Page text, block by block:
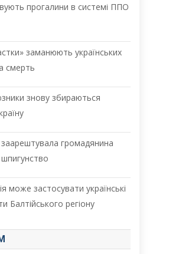
прогалини в системі ППО
заманюють українських
смерть
знову збираються
громадянина
може застосувати українські
Балтійського регіону